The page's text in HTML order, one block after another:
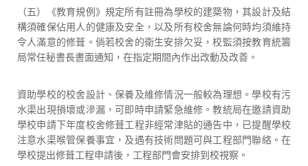
（五）《教育規例》規定所有註冊為學校的建築物，其設計及結
構須確保佔用人的健康及安全，以及所有校舍無論何時均須維持
令人滿意的修葺。倘若校舍的衛生安排欠妥，校監須按教育統籌
局常任秘書長書面通知，在指定期間內作出改動及改善。
資助學校的校舍設計、保養及維修情況一般較為理想。學校有污
水渠出現損壞或滲漏，可即時申請緊急維修。教統局在邀請資助
學校申請下年度校舍修葺工程非經常津貼的通告中，已提醒學校
注意水渠喉管保養事宜，及遇有技術問題可與工程部門聯絡。在
學校提出修葺工程申請後，工程部門會安排到校視察。